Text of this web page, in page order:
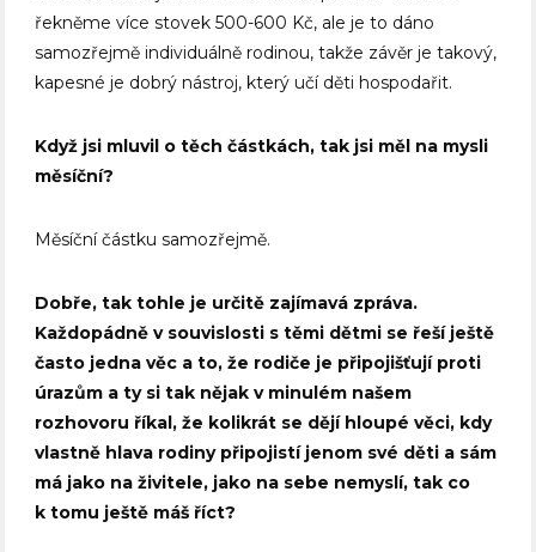
řekněme více stovek 500-600 Kč, ale je to dáno
samozřejmě individuálně rodinou, takže závěr je takový,
kapesné je dobrý nástroj, který učí děti hospodařit.
Když jsi mluvil o těch částkách, tak jsi měl na mysli
měsíční?
Měsíční částku samozřejmě.
Dobře, tak tohle je určitě zajímavá zpráva.
Každopádně v souvislosti s těmi dětmi se řeší ještě
často jedna věc a to, že rodiče je připojišťují proti
úrazům a ty si tak nějak v minulém našem
rozhovoru říkal, že kolikrát se dějí hloupé věci, kdy
vlastně hlava rodiny připojistí jenom své děti a sám
má jako na živitele, jako na sebe nemyslí, tak co
k tomu ještě máš říct?